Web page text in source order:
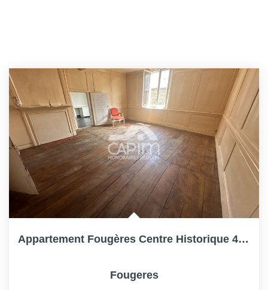
Appartement Fougères Centre Historique 4 Pièce(s) 104.93m²...
Fougeres